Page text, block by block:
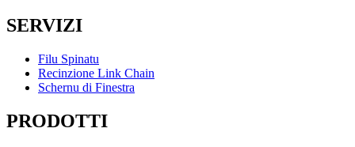
SERVIZI
Filu Spinatu
Recinzione Link Chain
Schernu di Finestra
PRODOTTI